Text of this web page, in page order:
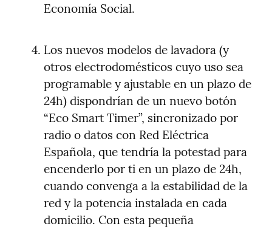
Economía Social.
Los nuevos modelos de lavadora (y
otros electrodomésticos cuyo uso sea
programable y ajustable en un plazo de
24h) dispondrían de un nuevo botón
“Eco Smart Timer”, sincronizado por
radio o datos con Red Eléctrica
Española, que tendría la potestad para
encenderlo por ti en un plazo de 24h,
cuando convenga a la estabilidad de la
red y la potencia instalada en cada
domicilio. Con esta pequeña